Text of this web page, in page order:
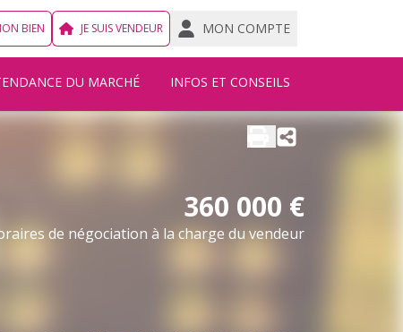
BIEN JE SUIS VENDEUR MON COMPTE
DU MARCHÉ INFOS ET CONSEILS
360 000 €
de négociation à la charge du vendeur